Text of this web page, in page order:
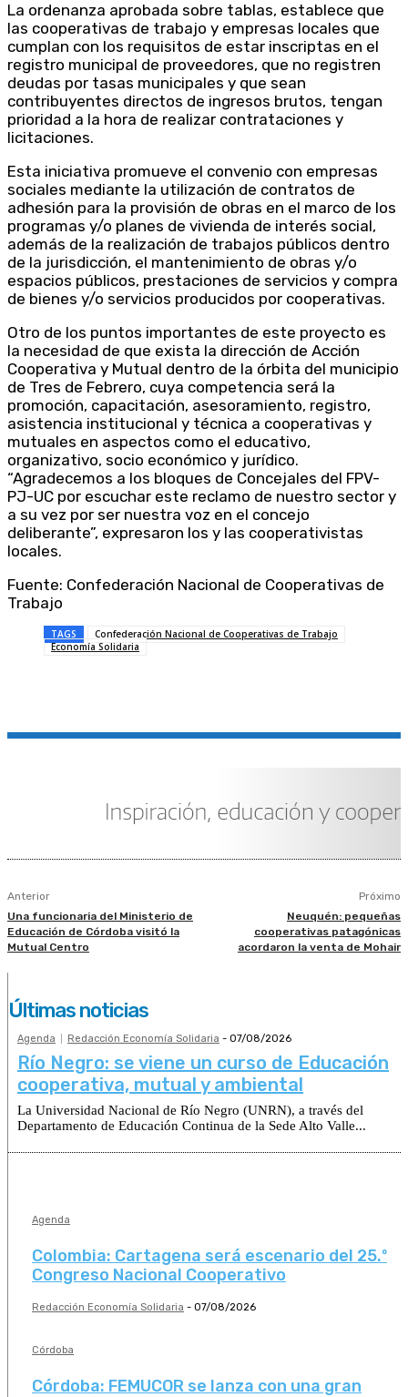
La ordenanza aprobada sobre tablas, establece que
las cooperativas de trabajo y empresas locales que
cumplan con los requisitos de estar inscriptas en el
registro municipal de proveedores, que no registren
deudas por tasas municipales y que sean
contribuyentes directos de ingresos brutos, tengan
prioridad a la hora de realizar contrataciones y
licitaciones.
Esta iniciativa promueve el convenio con empresas
sociales mediante la utilización de contratos de
adhesión para la provisión de obras en el marco de los
programas y/o planes de vivienda de interés social,
además de la realización de trabajos públicos dentro
de la jurisdicción, el mantenimiento de obras y/o
espacios públicos, prestaciones de servicios y compra
de bienes y/o servicios producidos por cooperativas.
Otro de los puntos importantes de este proyecto es
la necesidad de que exista la dirección de Acción
Cooperativa y Mutual dentro de la órbita del municipio
de Tres de Febrero, cuya competencia será la
promoción, capacitación, asesoramiento, registro,
asistencia institucional y técnica a cooperativas y
mutuales en aspectos como el educativo,
organizativo, socio económico y jurídico.
“Agradecemos a los bloques de Concejales del FPV-
PJ-UC por escuchar este reclamo de nuestro sector y
a su vez por ser nuestra voz en el concejo
deliberante”, expresaron los y las cooperativistas
locales.
Fuente: Confederación Nacional de Cooperativas de
Trabajo
TAGS
Confederación Nacional de Cooperativas de Trabajo
Economía Solidaria
Anterior
Una funcionaria del Ministerio de
Educación de Córdoba visitó la
Mutual Centro
Próximo
Neuquén: pequeñas
cooperativas patagónicas
acordaron la venta de Mohair
Últimas noticias
Agenda Redacción Economía Solidaria - 07/08/2026
Río Negro: se viene un curso de Educación
cooperativa, mutual y ambiental
La Universidad Nacional de Río Negro (UNRN), a través del
Departamento de Educación Continua de la Sede Alto Valle...
Agenda
Colombia: Cartagena será escenario del 25.º
Congreso Nacional Cooperativo
Redacción Economía Solidaria - 07/08/2026
Córdoba
Córdoba: FEMUCOR se lanza con una gran